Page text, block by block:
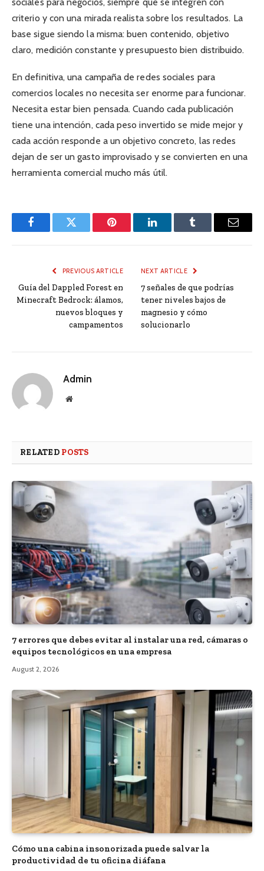
criterio y con una mirada realista sobre los resultados. La
base sigue siendo la misma: buen contenido, objetivo
claro, medición constante y presupuesto bien distribuido.
En definitiva, una campaña de redes sociales para
comercios locales no necesita ser enorme para funcionar.
Necesita estar bien pensada. Cuando cada publicación
tiene una intención, cada peso invertido se mide mejor y
cada acción responde a un objetivo concreto, las redes
dejan de ser un gasto improvisado y se convierten en una
herramienta comercial mucho más útil.
FacebookTwitter Pinterest LinkedInTumblr Email
PREVIOUS ARTICLE
Guía del Dappled Forest en
Minecraft Bedrock: álamos,
nuevos bloques y
campamentos
NEXT ARTICLE
7 señales de que podrías
tener niveles bajos de
magnesio y cómo
solucionarlo
Admin
Website
RELATED POSTS
7 errores que debes evitar al instalar una red, cámaras o
equipos tecnológicos en una empresa
August 2, 2026
Cómo una cabina insonorizada puede salvar la
productividad de tu oficina diáfana